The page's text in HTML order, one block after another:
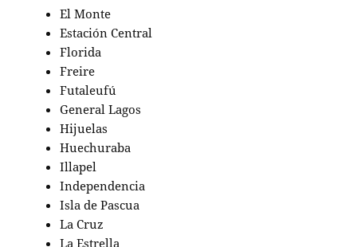
El Monte
Estación Central
Florida
Freire
Futaleufú
General Lagos
Hijuelas
Huechuraba
Illapel
Independencia
Isla de Pascua
La Cruz
La Estrella